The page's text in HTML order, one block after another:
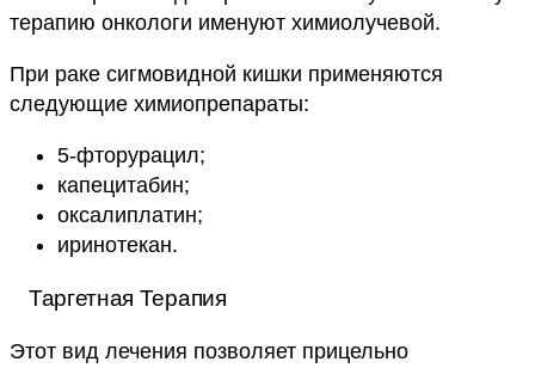
терапию онкологи именуют химиолучевой.
При раке сигмовидной кишки применяются
следующие химиопрепараты:
5-фторурацил;
капецитабин;
оксалиплатин;
иринотекан.
Таргетная Терапия
Этот вид лечения позволяет прицельно